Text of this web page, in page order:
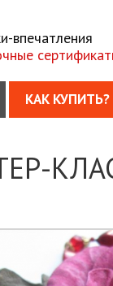
впечатления
КАК КУПИТЬ?